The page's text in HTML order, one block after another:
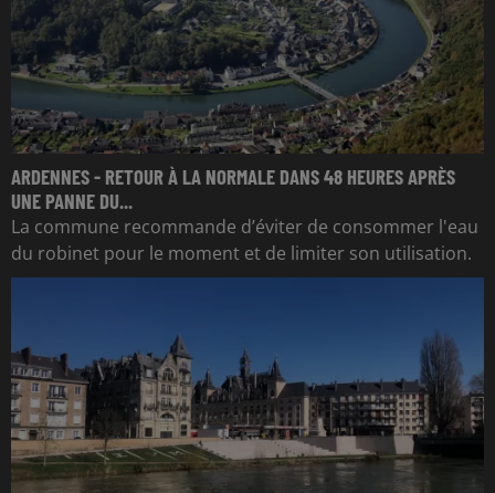
ARDENNES - RETOUR À LA NORMALE DANS 48 HEURES APRÈS
UNE PANNE DU...
La commune recommande d’éviter de consommer l'eau
du robinet pour le moment et de limiter son utilisation.